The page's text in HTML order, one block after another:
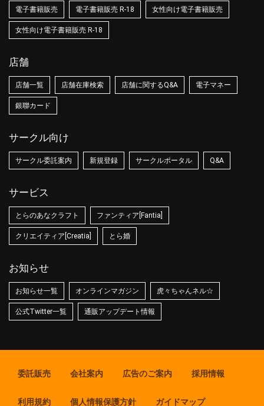
電子書籍販売 電子書籍販売 R-18 女性向け電子書籍販売
女性向け電子書籍販売 R-18
店舗
店舗一覧 店舗在庫検索 店舗に関するQ&A 電子マネー
銀聯カード
サークル向け
サークル委託案内 新規登録 サークルポータル Q&A
サービス
とらのあなクラフト ファンティア[Fantia]
クリエイティア[Creatia] とら婚
お知らせ
お知らせ一覧 オンラインマガジン 虎々ちゃんネル☆
公式Twitter一覧 通販アップデート情報
委託販売 会社案内 広告のご案内 採用情報
利用規約 個人情報保護方針 ガイドマップ